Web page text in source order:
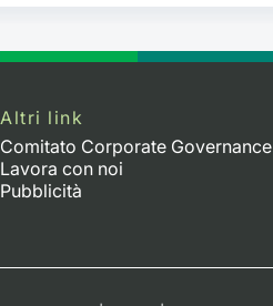
Altri link
Comitato Corporate Governance
Lavora con noi
Pubblicità